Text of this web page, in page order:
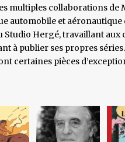
multiples collaborations de
automobile et aéronautique
Studio Hergé, travaillant
à publier ses propres
certaines pièces